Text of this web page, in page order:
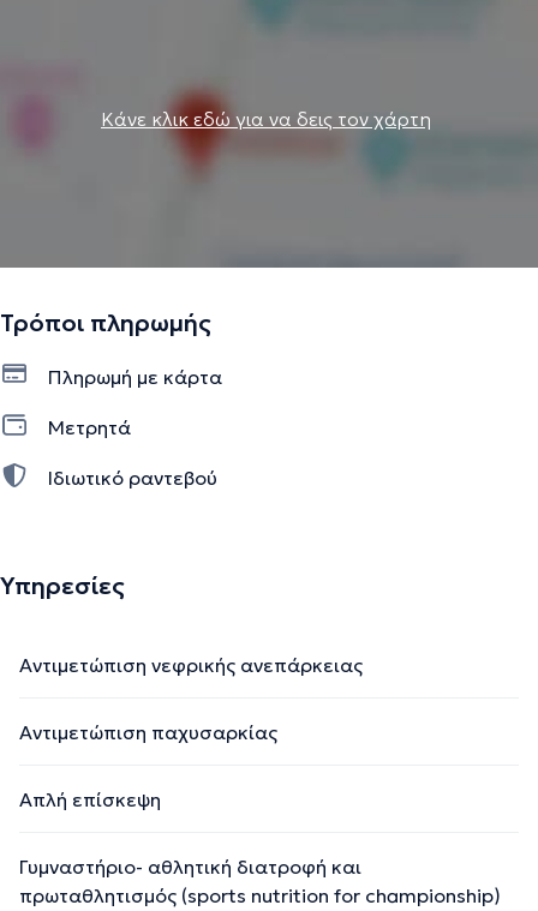
Κάνε κλικ εδώ για να δεις τον χάρτη
Τρόποι πληρωμής
Πληρωμή με κάρτα
Μετρητά
Ιδιωτικό ραντεβού
Υπηρεσίες
Αντιμετώπιση νεφρικής ανεπάρκειας
Αντιμετώπιση παχυσαρκίας
Απλή επίσκεψη
Γυμναστήριο- αθλητική διατροφή και
πρωταθλητισμός (sports nutrition for championship)